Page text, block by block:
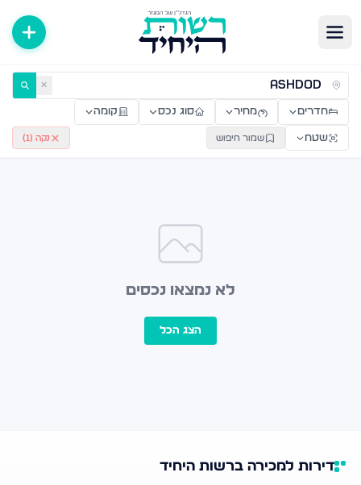
דירות למכירה ולהשכרה — רשות היחיד ✕
חדרים מחיר סוג נכס קומה
שטח שמור חיפוש נקה ( 1
)
לא נמצאו נכסים
הצג הכל
דירות למכירה ברשות היחיד